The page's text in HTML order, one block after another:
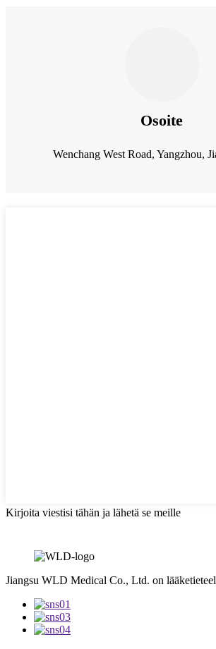
Osoite
Wenchang West Road, Yangzhou,
Kirjoita viestisi tähän ja lähetä se meille
Jiangsu WLD Medical Co., Ltd. on